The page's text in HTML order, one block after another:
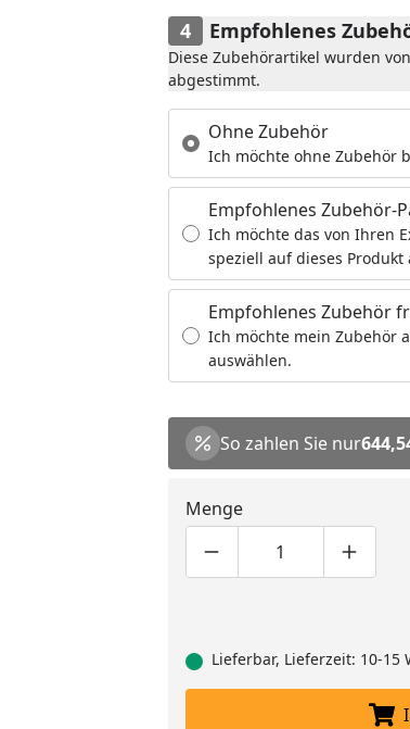
Empfohlenes
Diese Zubehörartikel wurden
abgestimmt.
Ohne Zubehör
Ich möchte ohne Zubehör
Empfohlenes Zubehör-
Ich möchte das von Ihren
speziell auf dieses
Empfohlenes Zubehör
Ich möchte mein Zubehör
auswählen.
So zahlen Sie nur
Menge
Produktmenge um eins
Produktmenge
Lieferbar, Lieferzeit: 10-15